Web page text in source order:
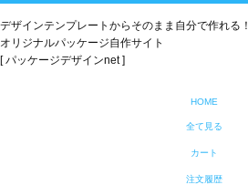
デザインテンプレートからそのまま自分で作れる！
オリジナルパッケージ自作サイト
[ パッケージデザインnet ]
HOME
全て見る
カート
注文履歴